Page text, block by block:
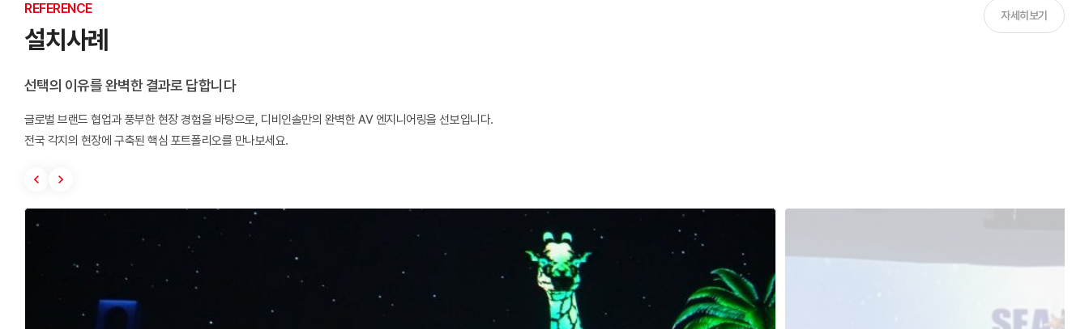
REFERENCE
설치사례
선택의 이유를 완벽한 결과로 답합니다
글로벌 브랜드 협업과 풍부한 현장 경험을 바탕으로, 디비인솔만의 완벽한 AV 엔지니어링을 선보입니다.
전국 각지의 현장에 구축된 핵심 포트폴리오를 만나보세요.
자세히보기